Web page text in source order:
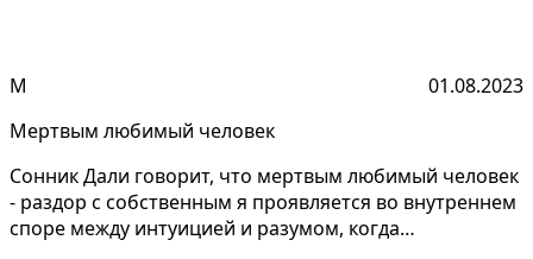
М
01.08.2023
Мертвым любимый человек
Сонник Дали говорит, что мертвым любимый человек
- раздор с собственным я проявляется во внутреннем
споре между интуицией и разумом, когда